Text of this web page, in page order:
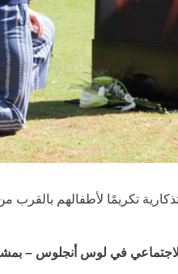
تذكارية تكريمًا لأطفالهم
في لوس أنجلوس –